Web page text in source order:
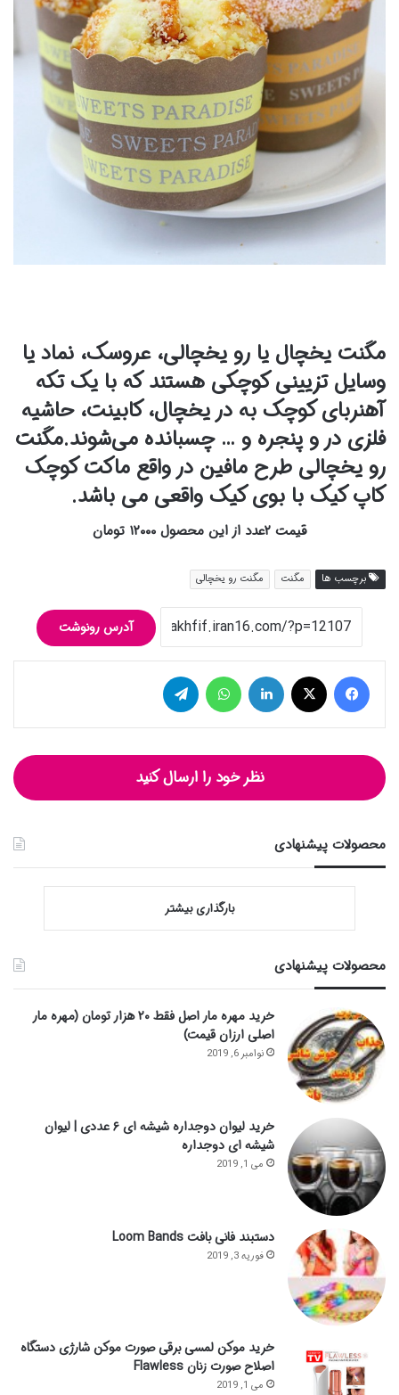
مگنت یخچال یا رو یخچالی، عروسک‌، نماد یا
وسایل تزیینی کوچکی هستند که با یک تکه
آهنربای کوچک به در یخچال، کابینت، حاشیه
فلزی در و پنجره و … چسبانده می‌شوند.مگنت
رو یخچالی طرح مافین در واقع ماکت کوچک
کاپ کیک با بوی کیک واقعی می باشد.
قیمت ۲عدد از این محصول ۱۲۰۰۰ تومان
برچسب ها مگنت مگنت رو یخچالی
آدرس رونوشت
فیس بوک لینکدین واتس آپ
نظر خود را ارسال کنید
محصولات پیشنهادی
بارگذاری بیشتر
محصولات پیشنهادی
خرید مهره مار اصل فقط ۲۰ هزار تومان (مهره مار
اصلی ارزان قیمت)
نوامبر 6, 2019
خرید لیوان دوجداره شیشه ای ۶ عددی | لیوان
شیشه ای دوجداره
می 1, 2019
دستبند فانی بافت Loom Bands
فوریه 3, 2019
خرید موکن لمسی برقی صورت موکن شارژی دستگاه
اصلاح صورت زنان Flawless
می 1, 2019